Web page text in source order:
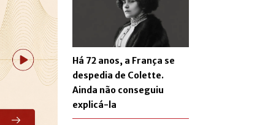
Há 72 anos, a França se
despedia de Colette.
Ainda não conseguiu
explicá-la